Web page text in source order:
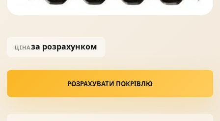
Навіси з полікарбонату
ЦІНАза розрахунком
РОЗРАХУВАТИ ПОКРІВЛЮ